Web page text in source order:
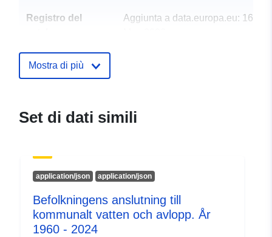
Registro del
Aggiunta a data.europa.eu: 16
Mostra di più
Set di dati simili
application/json application/json
Befolkningens anslutning till
kommunalt vatten och avlopp. År
1960 - 2024